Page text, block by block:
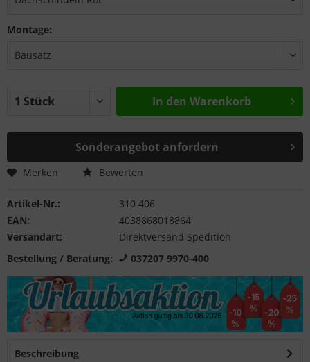
Montage:
In den Warenkorb
Sonderangebot anfordern
Merken Bewerten
Artikel-Nr.:
310 406
EAN:
4038868018864
Versandart:
Direktversand Spedition
Bestellung / Beratung:
037207 9970-400
Beschreibung